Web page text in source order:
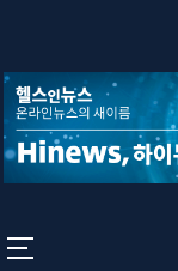
단
영
역